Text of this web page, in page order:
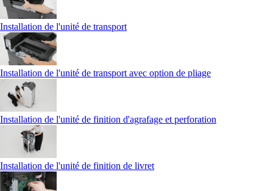
Installation de l'unité de transport
Installation de l'unité de transport avec option de pliage
Installation de l'unité de finition d'agrafage et perforation
Installation de l'unité de finition de livret